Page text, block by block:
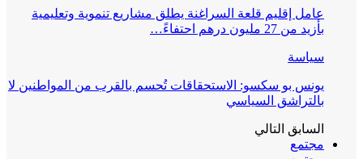
عامل إقليم قلعة السراغنة يطلق مشاريع تنموية وتعليمية
بأزيد من 27 مليون درهم احتفاءً…
سياسة
يونس بو سكسو: الاستحقاقات تُحسم بالقرب من المواطنين لا
بالتراشق السياسي
السابق التالي
مجتمع